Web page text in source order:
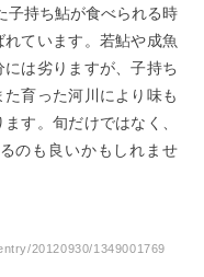
子持ち鮎が食べられる時
ています。若鮎や成魚
は劣りますが、子持ち
育った河川により味も
す。旬だけではなく、
のも良いかもしれませ
20120930/1349001769